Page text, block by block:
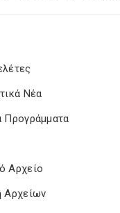
Νέα
Προγράμματα
Αρχείο
Αρχείων